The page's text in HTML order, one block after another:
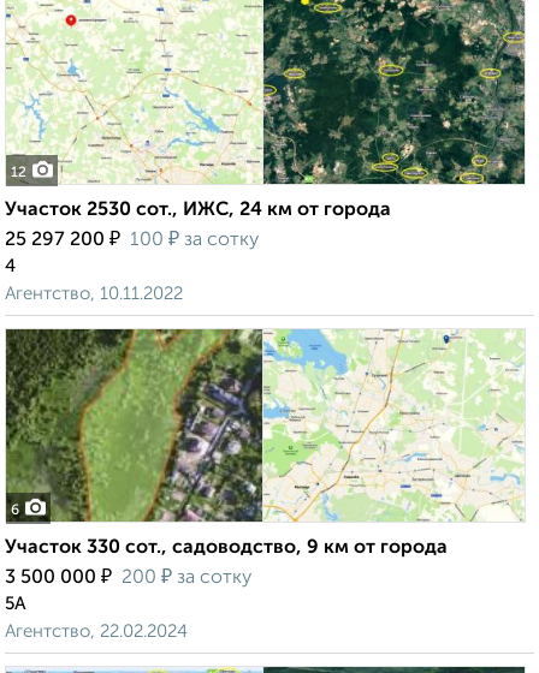
12
Участок 2530 сот., ИЖС, 24 км от города
25 297 200 ₽ 100 ₽ за сотку
4
Агентство, 10.11.2022
6
Участок 330 сот., садоводство, 9 км от города
3 500 000 ₽ 200 ₽ за сотку
5А
Агентство, 22.02.2024